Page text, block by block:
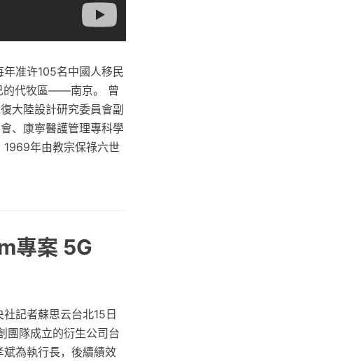
准许105名中國人移民
的代牧區——南京。 曾
大陸設計研究委員會副
、康寧醫護管理專科學
年由教宗保祿六世
專案 5G
記者蘇思云台北15日
團隊成立的衍生公司台
為執行長，後續績效